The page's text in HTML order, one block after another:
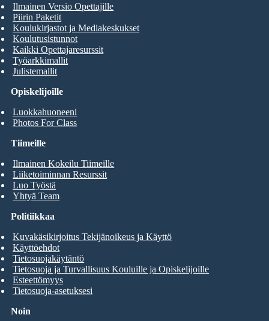
Opiskelijoille
Luokkahuoneeni
Photos For Class
Ilmainen Versio Opettajille
Piirin Paketit
Koulukirjastot ja Mediakeskukset
Koulutusistunnot
Kaikki Opettajaresurssit
Työarkkimallit
Julistemallit
Tiimeille
Ilmainen Kokeilu Tiimeille
Liiketoiminnan Resurssit
Luo Työstä
Yhtyä Team
Noin
Politiikkaa
Kuvakäsikirjoitus Tekijänoikeus ja Käyttö
Käyttöehdot
Tietosuojakäytäntö
Tietosuoja ja Turvallisuus Kouluille ja Opiskelijoille
Esteettömyys
Tietosuoja-asetuksesi